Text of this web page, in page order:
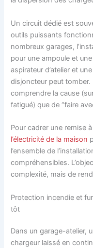
Un circuit dédié est
outils puissants
nombreux garages,
pour une ampoule et
aspirateur d’atelier et
disjoncteur peut
comprendre la cause
fatigué) que de “faire
Pour cadrer une remise
l’électricité de la maison
l’ensemble de
compréhensibles.
complexité, mais de
Protection incendie et
tôt
Dans un garage-atelier,
chargeur laissé en